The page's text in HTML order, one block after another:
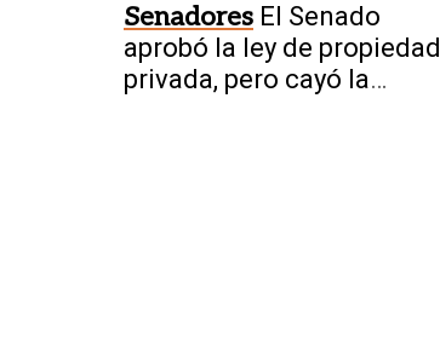
Senadores El Senado
aprobó la ley de propiedad
privada, pero cayó la